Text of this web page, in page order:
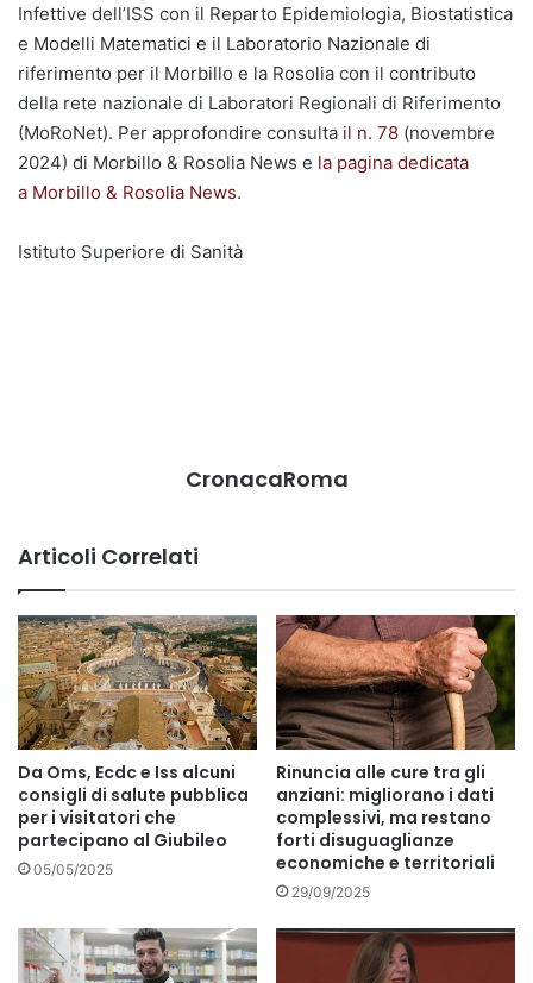
Infettive dell’ISS con il Reparto Epidemiologia, Biostatistica
e Modelli Matematici e il Laboratorio Nazionale di
riferimento per il Morbillo e la Rosolia con il contributo
della rete nazionale di Laboratori Regionali di Riferimento
(MoRoNet). Per approfondire consulta il n. 78 (novembre
2024) di Morbillo & Rosolia News e la pagina dedicata
a Morbillo & Rosolia News.
Istituto Superiore di Sanità
CronacaRoma
Articoli Correlati
Da Oms, Ecdc e Iss alcuni
consigli di salute pubblica
per i visitatori che
partecipano al Giubileo
05/05/2025
Rinuncia alle cure tra gli
anziani: migliorano i dati
complessivi, ma restano
forti disuguaglianze
economiche e territoriali
29/09/2025